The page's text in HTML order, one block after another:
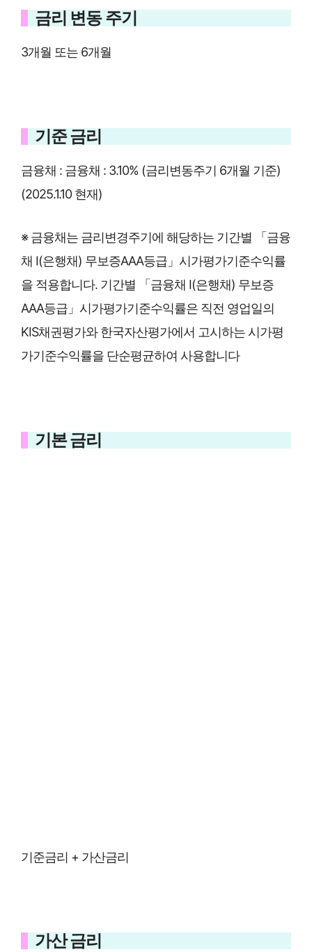
금리 변동 주기
3개월 또는 6개월
기준 금리
금융채 : 금융채 : 3.10% (금리변동주기 6개월 기준)
(2025.1.10 현재)
※ 금융채는 금리변경주기에 해당하는 기간별 「금융
채 Ⅰ(은행채) 무보증AAA등급」시가평가기준수익률
을 적용합니다. 기간별 「금융채 Ⅰ(은행채) 무보증
AAA등급」시가평가기준수익률은 직전 영업일의
KIS채권평가와 한국자산평가에서 고시하는 시가평
가기준수익률을 단순평균하여 사용합니다
기본 금리
기준금리 + 가산금리
가산 금리